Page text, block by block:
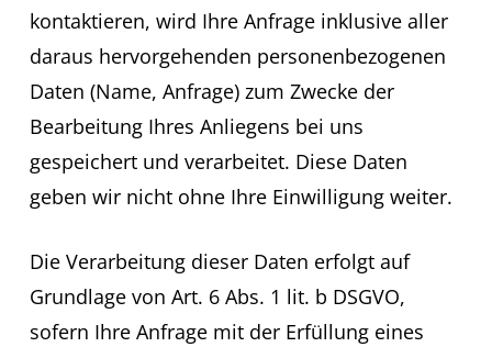
kontaktieren, wird Ihre Anfrage inklusive aller
daraus hervorgehenden personenbezogenen
Daten (Name, Anfrage) zum Zwecke der
Bearbeitung Ihres Anliegens bei uns
gespeichert und verarbeitet. Diese Daten
geben wir nicht ohne Ihre Einwilligung weiter.
Die Verarbeitung dieser Daten erfolgt auf
Grundlage von Art. 6 Abs. 1 lit. b DSGVO,
sofern Ihre Anfrage mit der Erfüllung eines